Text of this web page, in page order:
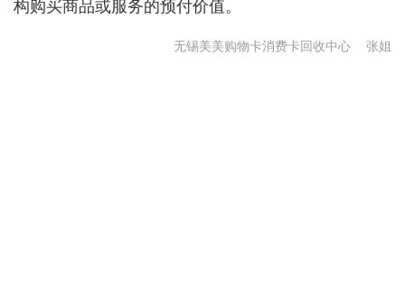
构购买商品或服务的预付价值。
无锡美美购物卡消费卡回收中心 张姐